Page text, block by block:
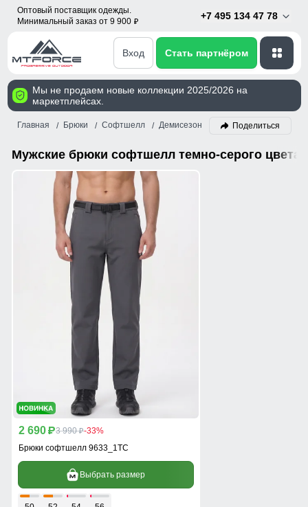
Оптовый поставщик одежды.
Минимальный заказ от 9 900 p
+7 495 134 47 78
Вход Стать партнёром
Мы не продаем новые коллекции 2025/2026 на
маркетплейсах.
Главная Брюки Софтшелл Демисезон Мужской Темно-
Поделиться
Мужские брюки софтшелл темно-серого цвета
2 690 p3 990 p-33%
Брюки софтшелл 9633_1TC
Выбрать размер